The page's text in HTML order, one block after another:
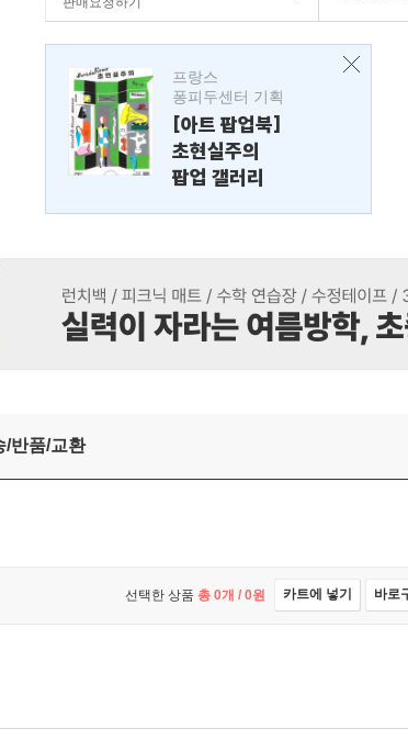
프랑스
퐁피두센터 기획
[아트 팝업북]
초현실주의
팝업 갤러리
/반품/교환
선택한 상품 총 0개 / 0원 카트에 넣기 바로